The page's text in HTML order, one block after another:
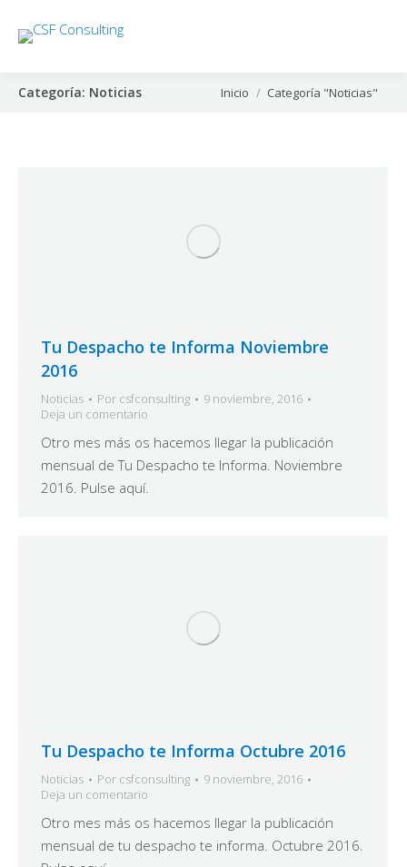
Categoría: Noticias Estás aquí:
Inicio Categoría "Noticias"
Tu Despacho te Informa Noviembre
2016
Noticias Por csfconsulting
9 noviembre, 2016
Deja un comentario
Otro mes más os hacemos llegar la publicación
mensual de Tu Despacho te Informa. Noviembre
2016. Pulse aquí.
Tu Despacho te Informa Octubre 2016
Noticias Por csfconsulting
9 noviembre, 2016
Deja un comentario
Otro mes más os hacemos llegar la publicación
mensual de tu despacho te informa. Octubre 2016.